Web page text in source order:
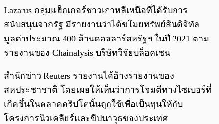
Lazarus กลุ่มแฮ็กเกอร์ชาวเกาหลีเหนือที่ได้รับการ
สนับสนุนจากรัฐ มีรายงานว่าได้ขโมยทรัพย์สินดิจิทัล
มูลค่าประมาณ 400 ล้านดอลลาร์สหรัฐฯ ในปี 2021 ตาม
รายงานของ Chainalysis บริษัทวิจัยบล็อคเชน
สำนักข่าว Reuters รายงานได้อ้างรายงานของ
สหประชาชาติ โดยเผยให้เห็นว่าการโจมตีทางไซเบอร์ที่
เกิดขึ้นในตลาดคริปโตนั้นถูกใช้เพื่อเป็นทุนให้กับ
โครงการนิวเคลียร์และขีปนาวุธของประเทศ